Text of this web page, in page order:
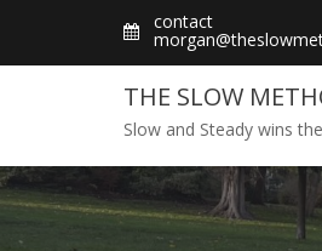
content
contact
THE SLOW
Slow and Steady wins